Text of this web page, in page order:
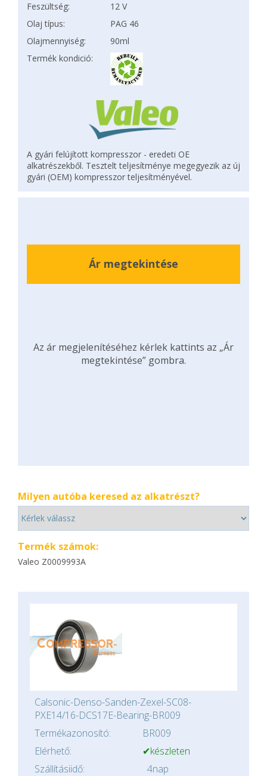
Feszültség:
12 V
Olaj típus:
PAG 46
Olajmennyiség:
90ml
Termék kondició:
A gyári felújított kompresszor - eredeti OE
alkatrészekből. Tesztelt teljesítménye megegyezik az új
gyári (OEM) kompresszor teljesítményével.
Ár megtekintése
Az ár megjelenítéséhez kérlek kattints az „Ár
megtekintése” gombra.
Milyen autóba keresed az alkatrészt?
Termék számok:
Valeo Z0009993A
Calsonic-Denso-Sanden-Zexel-SC08-
PXE14/16-DCS17E-Bearing-BR009
Termékazonosító:
BR009
Elérhető:
✔készleten
Szállításiidő:
4nap